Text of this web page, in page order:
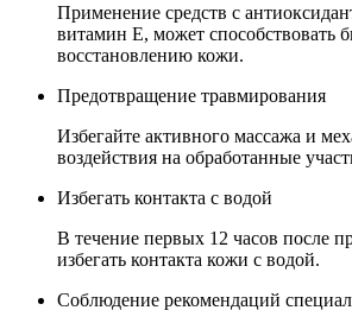
Применение средств с
витамин E, может способствовать
восстановлению кожи.
Предотвращение травмирования
Избегайте активного массажа и
воздействия на обработанные
Избегать контакта с водой
В течение первых 12 часов после
избегать контакта кожи с водой.
Соблюдение рекомендаций